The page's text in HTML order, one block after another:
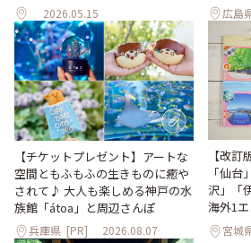
2026.05.15 広島
【チケットプレゼント】アートな
空間ともふもふの生きものに癒や
されて♪ 大人も楽しめる神戸の水
族館「átoa」と周辺さんぽ
兵庫県 [PR] 2026.08.07
【改
「仙
沢」「
海外1
宮城